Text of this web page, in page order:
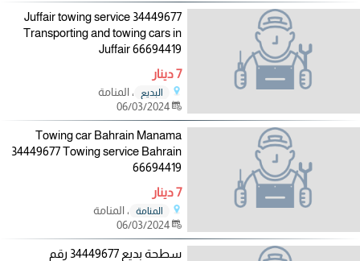
Juffair towing service 34449677
Transporting and towing cars in
Juffair 66694419
7 دينار
البديع
، المنامة
06/03/2024
Towing car Bahrain Manama
34449677 Towing service Bahrain
66694419
7 دينار
المنامة
، المنامة
06/03/2024
سطحة بديع 34449677 رقم